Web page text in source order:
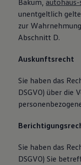
Bakum,
unentgeltlich
zur
Abschnitt D.
Auskunftsrecht
Sie haben das
DSGVO) über die
Sie haben das
DSGVO) Sie